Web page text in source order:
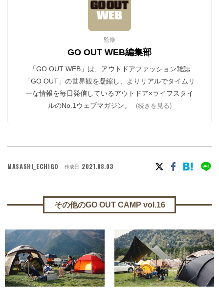
監修
GO OUT WEB編集部
「GO OUT WEB」は、アウトドアファッション雑誌
「GO OUT」の世界観を凝縮し、よりリアルでタイムリ
ーな情報を毎日発信しているアウトドア×ライフスタイ
ルのNo.1ウェブマガジン。
(続きを見る)
MASASHI_ECHIGO 作成日 2021.08.03
その他のGO OUT CAMP vol.16